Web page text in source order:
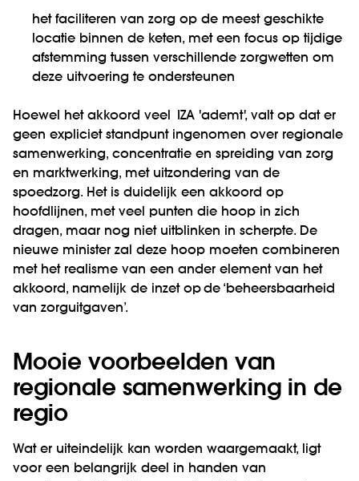
het faciliteren van zorg op de meest geschikte
locatie binnen de keten, met een focus op tijdige
afstemming tussen verschillende zorgwetten om
deze uitvoering te ondersteunen
Hoewel het akkoord veel IZA 'ademt', valt op dat er
geen expliciet standpunt ingenomen over regionale
samenwerking, concentratie en spreiding van zorg
en marktwerking, met uitzondering van de
spoedzorg. Het is duidelijk een akkoord op
hoofdlijnen, met veel punten die hoop in zich
dragen, maar nog niet uitblinken in scherpte. De
nieuwe minister zal deze hoop moeten combineren
met het realisme van een ander element van het
akkoord, namelijk de inzet op de ‘beheersbaarheid
van zorguitgaven’.
Mooie voorbeelden van
regionale samenwerking in de
regio
Wat er uiteindelijk kan worden waargemaakt, ligt
voor een belangrijk deel in handen van